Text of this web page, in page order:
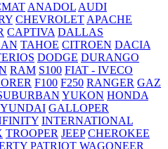
ANADOL AUDI
CHEVROLET APACHE
CAPTIVA DALLAS
TAHOE CITROEN DACIA
DODGE DURANGO
RAM S100 FIAT - IVECO
F100 F250 RANGER GAZ
YUKON HONDA
GALLOPER
INTERNATIONAL
TROOPER JEEP CHEROKEE
PATRIOT WAGONEER